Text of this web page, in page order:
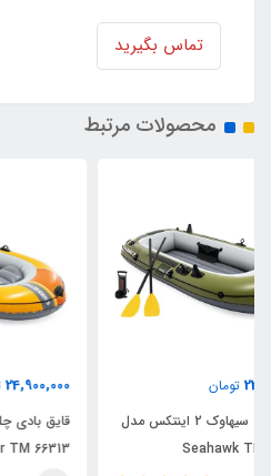
تماس بگیرید
محصولات مرتبط
24,900,000
قایق بادی چلنجر 3 اینتکس مدل
challenger TM 66313